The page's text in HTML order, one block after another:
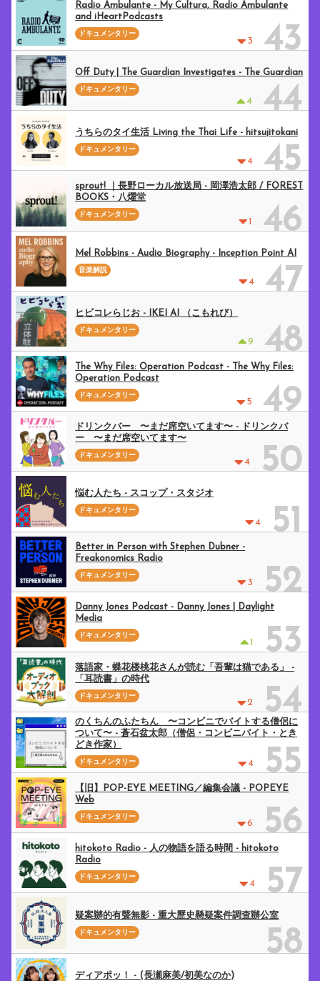
3 43
Radio Ambulante - My Cultura, Radio Ambulante
and iHeartPodcasts
ドキュメンタリー
4 44
Off Duty | The Guardian Investigates - The Guardian
ドキュメンタリー
4 45
うちらのタイ生活 Living the Thai Life - hitsujitokani
ドキュメンタリー
1 46
sprout! ｜長野ローカル放送局 - 岡澤浩太郎 / FOREST
BOOKS・八燿堂
ドキュメンタリー
4 47
Mel Robbins - Audio Biography - Inception Point AI
音楽解説
9 48
ヒビコレらじお - IKEI AI （こもれび）
ドキュメンタリー
5 49
The Why Files: Operation Podcast - The Why Files:
Operation Podcast
ドキュメンタリー
4 50
ドリンクバー 〜まだ席空いてます〜 - ドリンクバ
ー 〜まだ席空いてます〜
ドキュメンタリー
4 51
悩む人たち - スコップ・スタジオ
ドキュメンタリー
3 52
Better in Person with Stephen Dubner -
Freakonomics Radio
ドキュメンタリー
1 53
Danny Jones Podcast - Danny Jones | Daylight
Media
ドキュメンタリー
2 54
落語家・蝶花楼桃花さんが読む「吾輩は猫である」 -
「耳読書」の時代
ドキュメンタリー
4 55
のくちんのふたちん 〜コンビニでバイトする僧侶に
ついて〜 - 蒼石盆太郎（僧侶・コンビニバイト・とき
どき作家）
ドキュメンタリー
6 56
【旧】POP-EYE MEETING／編集会議 - POPEYE
Web
ドキュメンタリー
4 57
hitokoto Radio - 人の物語を語る時間 - hitokoto
Radio
ドキュメンタリー
58
疑案辦的有聲無影 - 重大歷史懸疑案件調查辦公室
ドキュメンタリー
ディアポッ！ - (長瀬麻美/初美なのか)